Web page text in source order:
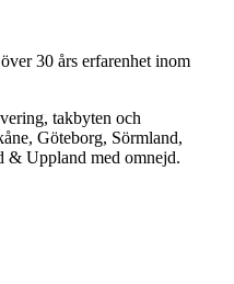
30 års erfarenhet inom
takbyten och
Göteborg, Sörmland,
& Uppland med omnejd.